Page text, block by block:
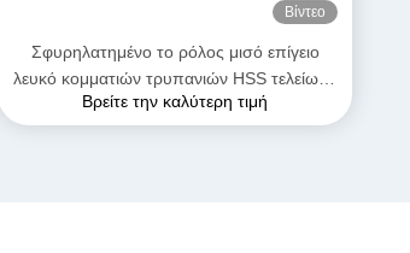
Βίντεο
Σφυρηλατημένο το ρόλος μισό επίγειο
λευκό κομματιών τρυπανιών HSS τελείωσε
την ευθεία κνήμη DIN 338 ευθύ κομμάτι
τρυπανιών κνημών
Βρείτε την καλύτερη τιμή